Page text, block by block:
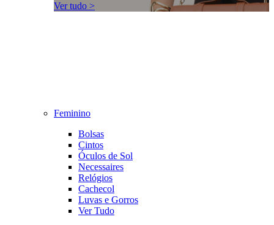
Ver tudo >
Feminino
Bolsas
Cintos
Óculos de Sol
Necessaires
Relógios
Cachecol
Luvas e Gorros
Ver Tudo